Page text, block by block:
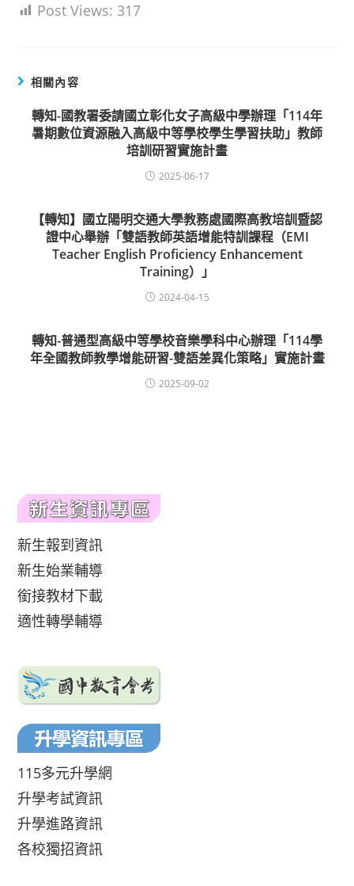
Post Views: 317
相關內容
轉知-國教署委請國立彰化女子高級中學辦理「114年
暑期數位資源融入高級中等學校學生學習扶助」教師
培訓研習實施計畫
2025-06-17
【轉知】國立陽明交通大學教務處國際高教培訓暨認
證中心舉辦「雙語教師英語增能特訓課程（EMI
Teacher English Proficiency Enhancement
Training）」
2024-04-15
轉知-普通型高級中等學校音樂學科中心辦理「114學
年全國教師教學增能研習-雙語差異化策略」實施計畫
2025-09-02
新生報到資訊
新生始業輔導
銜接教材下載
適性轉學輔導
115多元升學網
升學考試資訊
升學進路資訊
各校獨招資訊